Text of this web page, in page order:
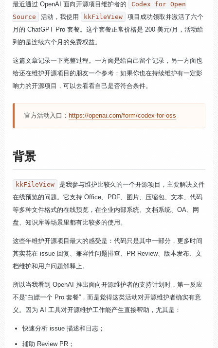
最近通过 OpenAI 面向开源项目维护者的
Codex for Open
Source
活动，我使用 kkFileView
项目成功领取并激活了六个
月的 ChatGPT Pro 套餐。这个套餐正常价格是 200 美元/月，活动给
到的是连续六个月的免费权益。
这篇文章记录一下完整过程。一方面是给自己留个记录，另一方面也
给还在维护开源项目的朋友一个参考：如果你也在持续维护有一定影
响力的开源项目，可以去看看自己是否符合条件。
官方活动入口： https://openai.com/form/codex-for-oss
背景
kkFileView
是我参与维护比较久的一个开源项目，主要解决文件
在线预览的问题。它支持 Office、PDF、图片、压缩包、文本、代码
等多种文件格式的在线预览，在企业内部系统、文档系统、OA、网
盘、知识库等场景里都有比较多的使用。
这些年维护开源项目最大的感受是：代码只是其中一部分，更多时间
其实花在 issue 回复、兼容性问题排查、PR Review、版本发布、文
档维护和用户问题解释上。
所以当我看到 OpenAI 推出面向开源维护者的支持计划时，第一反应
不是“白嫖一个 Pro 套餐”，而是觉得这类活动对开源维护者确实有意
义。因为 AI 工具对开源维护工作能产生直接帮助，尤其是：
快速分析 issue 描述和日志；
辅助 Review PR；